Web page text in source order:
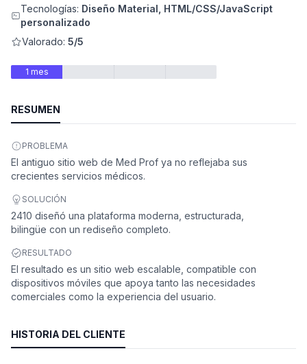
Tecnologías: Diseño Material, HTML/CSS/JavaScript
personalizado
Valorado: 5/5
1 mes
RESUMEN
PROBLEMA
El antiguo sitio web de Med Prof ya no reflejaba sus
crecientes servicios médicos.
SOLUCIÓN
2410 diseñó una plataforma moderna, estructurada,
bilingüe con un rediseño completo.
RESULTADO
El resultado es un sitio web escalable, compatible con
dispositivos móviles que apoya tanto las necesidades
comerciales como la experiencia del usuario.
HISTORIA DEL CLIENTE